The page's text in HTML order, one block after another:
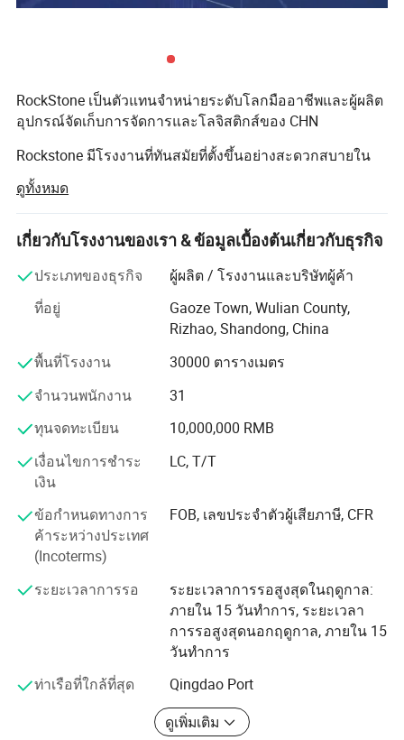
โปรไฟล์บริษัท
พัฒนาผลิตและทำการตลาดเพื่อความทันสมัย
อุปกรณ์โลจิสติกส์เหล็กผลิตภัณฑ์ของเราได้รับการจัดหาให้
กับอุตสาหกรรมต่างๆเช่นคลังสินค้ายางรถยนต์เคมีภัณฑ์
และอื่นๆเป็นต้นผลิตภัณฑ์ของเราได้เข้าสู่ประเทศพัฒนาแล้ว
และพื้นที่หลักของโลกเช่นญี่ปุ่น
ยุโรปสหรัฐอเมริกาและอื่นๆ เราได้สร้างความสัมพันธ์ที่
มั่นคงในการจัดหาสินค้าและความศรัทธาร่วมกันกับบริษัทที่
มีชื่อเสียงระดับโลกหลายแห่ง
1 ความสามารถในการผลิต
RockStone เป็นตัวแทนจำหน่ายระดับโลกมืออาชีพและผู้ผลิต
อุปกรณ์จัดเก็บการจัดการและโลจิสติกส์ของ CHN
Rockstone มีโรงงานที่ทันสมัยที่ตั้งขึ้นอย่างสะดวกสบายใน
Rizhao อยู่ใกล้กับถนนสายหลักท่าเรือ Qingdao รถไฟและ
สนามบิน Qingdao พื้นที่ของบริษัทมีขนาด 40000 ตารางเมตร
ในขณะที่หลังคาด้านล่างมีขนาด 16000 ตารางเมตร
ผลิตภัณฑ์ของเรามีชื่อเสียงในระดับสูงในตลาดที่มีทะเลโดย
เฉพาะอย่างยิ่งในอเมริกาเหนือยุโรปเกาหลีญี่ปุ่นและเอเชีย
ตะวันออกเฉียงใต้ ยอดขายประจำปี 60 สำหรับผลิตภัณฑ์
ทั้งหมด และ 15 ดอลลาร์สหรัฐฯ , 000 , 000 ( สิบห้าล้าน )
กลุ่มผลิตภัณฑ์หลักของเรามีตั้งแต่อุตสาหกรรมยางรถยนต์ไป
จนถึงอุตสาหกรรมยานยนต์ สำหรับอุตสาหกรรมยางรถยนต์
เราสามารถออกแบบและผลิตสายการผลิตยางเครื่องมือและ
อุตสาหกรรมยานยนต์เราออกแบบและผลิตกล่องชิ้นส่วนและ
รถเข็นเพื่อการผลิตผลิตภัณฑ์ที่เสร็จสมบูรณ์และกึ่งสำเร็จรูป
เราสามารถผลิตเครื่องมือซ่อมบำรุงยางคุณภาพสูงเช่นชั้น
วางรถเข็นยางตู้เก็บลมยางและชั้นวางที่จัดแสดงสินค้า
สำหรับคุณพร้อมตัวอย่างหรือภาพวาดที่คุณให้มา แน่นอนว่า
หากคุณมีความคิดใหม่ๆที่ยอดเยี่ยมเพียงส่งคำขอโดยละเอียด
ให้คุณตามนั้น
ดูทั้งหมด
เกี่ยวกับโรงงานของเรา & ข้อมูลเบื้องต้นเกี่ยวกับธุรกิจ
ประเภทของธุรกิจ
ผู้ผลิต / โรงงานและบริษัทผู้ค้า
ที่อยู่
Gaoze Town, Wulian County,
Rizhao, Shandong, China
พื้นที่โรงงาน
30000 ตารางเมตร
จำนวนพนักงาน
31
ทุนจดทะเบียน
10,000,000 RMB
เงื่อนไขการชำระ
เงิน
LC, T/T
ข้อกำหนดทางการ
ค้าระหว่างประเทศ
(Incoterms)
FOB, เลขประจำตัวผู้เสียภาษี, CFR
ระยะเวลาการรอ
ระยะเวลาการรอสูงสุดในฤดูกาล:
ภายใน 15 วันทำการ, ระยะเวลา
การรอสูงสุดนอกฤดูกาล, ภายใน 15
วันทำการ
ท่าเรือที่ใกล้ที่สุด
Qingdao Port
ดูเพิ่มเติม